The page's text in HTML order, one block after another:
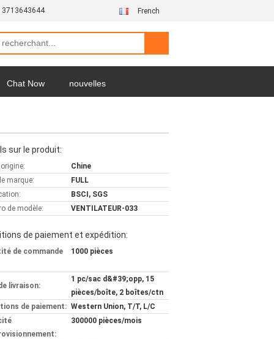
French
Chat Now nouvelles
sur le produit:
Chine
marque:
FULL
BSCI, SGS
de modèle:
VENTILATEUR-033
de paiement et expédition:
de commande 1000 pièces
livraison:
1 pc/sac d&#39;opp, 15
pièces/boîte, 2 boîtes/ctn
de paiement: Western Union, T/T, L/C
300000 pièces/mois